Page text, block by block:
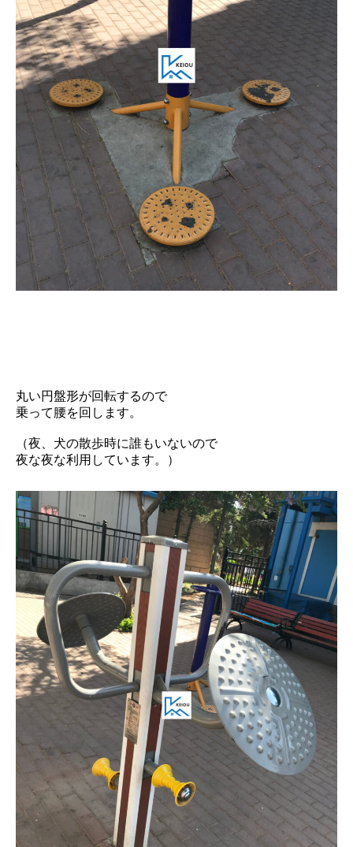
丸い円盤形が回転するので
乗って腰を回します。
（夜、犬の散歩時に誰もいないので
夜な夜な利用しています。）